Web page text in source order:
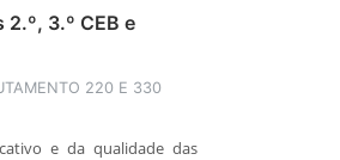
3.º CEB e
220 E 330
e da qualidade das